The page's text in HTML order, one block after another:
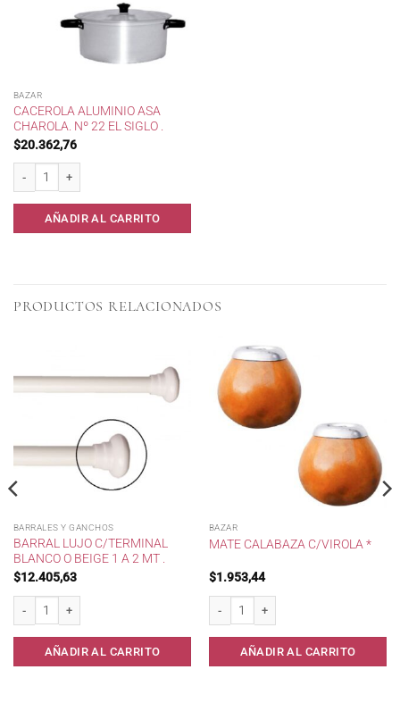
BAZAR
CACEROLA ALUMINIO ASA
CHAROLA. Nº 22 EL SIGLO .
$20.362,76
Cacerola Aluminio Asa Charola. Nº 22 El Siglo . cantidad
AÑADIR AL CARRITO
PRODUCTOS RELACIONADOS
BARRALES Y GANCHOS
BARRAL LUJO C/TERMINAL
BLANCO O BEIGE 1 A 2 MT .
$12.405,63
AÑADIR AL CARRITO
BAZAR
MATE CALABAZA C/VIROLA *
$1.953,44
AÑADIR AL CARRITO